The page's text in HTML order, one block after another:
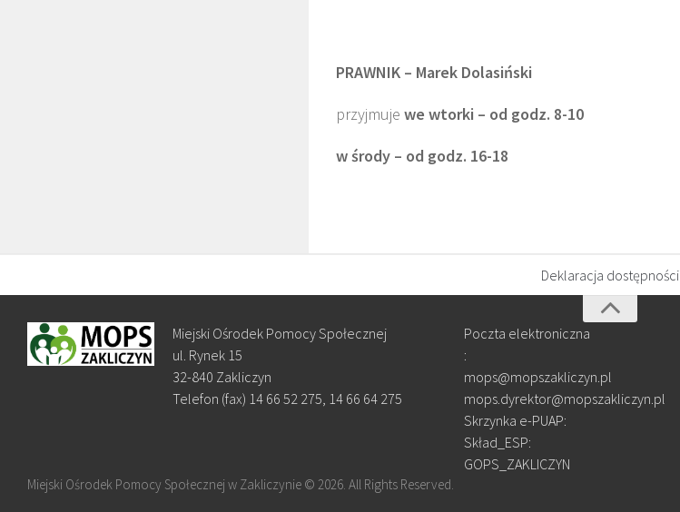
PRAWNIK – Marek Dolasiński
przyjmuje we wtorki – od godz. 8-10
w środy – od godz. 16-18
Deklaracja dostępności
Miejski Ośrodek Pomocy Społecznej
ul. Rynek 15
32-840 Zakliczyn
Telefon (fax) 14 66 52 275, 14 66 64 275
Poczta elektroniczna
:
mops@mopszakliczyn.pl
mops.dyrektor@mopszakliczyn.pl
Skrzynka e-PUAP:
Skład_ESP:
GOPS_ZAKLICZYN
Miejski Ośrodek Pomocy Społecznej w Zakliczynie © 2026. All Rights Reserved.